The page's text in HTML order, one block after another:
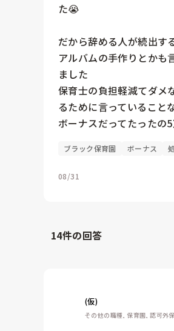
た😭
だから辞める人が続出す
アルバムの手作りとかも
ました
保育士の負担軽減てダメ
るために言っていること
ボーナスだってたったの5
ブラック保育園 ボーナス
08/31
14件の回答
(仮)
その他の職種, 保育園, 認可外